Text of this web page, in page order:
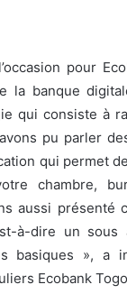
pour
la banque
qui consiste à
pu parler
qui permet
chambre,
aussi présenté
à-dire un sous
basiques », a
Ecobank